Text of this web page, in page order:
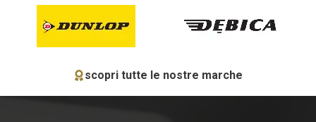
scopri tutte le nostre marche